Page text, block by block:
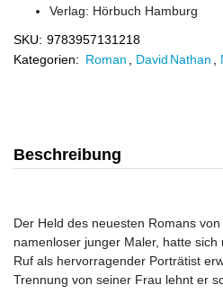
Verlag: Hörbuch Hamburg
SKU: 9783957131218
Kategorien: Roman David Nathan
Beschreibung
Der Held des neuesten Romans
namenloser junger Maler, hatte
Ruf als hervorragender Porträtist
Trennung von seiner Frau lehnt er